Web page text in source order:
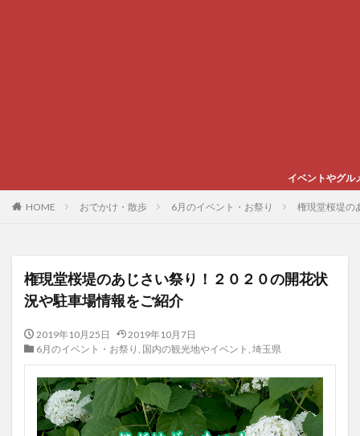
イベントやグルメ、スポーツなど
HOME おでかけ・散歩 6月のイベント・お祭り 権現堂桜堤の
権現堂桜堤のあじさい祭り！２０２０の開花状
況や駐車場情報をご紹介
2019年10月25日
2019年10月7日
6月のイベント・お祭り , 国内の観光地やイベント , 埼玉県